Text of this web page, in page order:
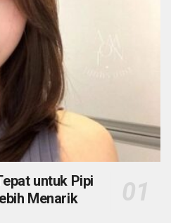
untuk Pipi
Menarik